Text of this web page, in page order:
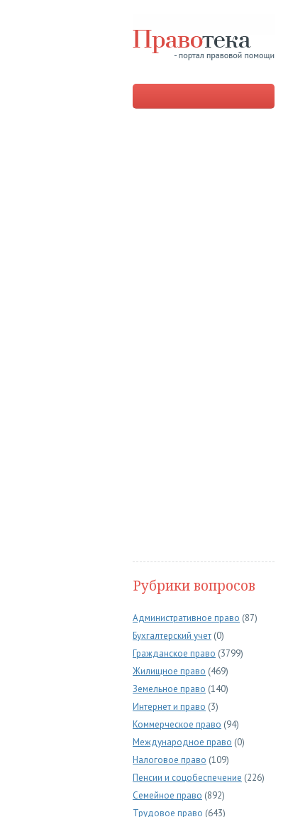
Рубрики вопросов
Административное право (87)
Бухгалтерский учет (0)
Гражданское право (3799)
Жилищное право (469)
Земельное право (140)
Интернет и право (3)
Коммерческое право (94)
Международное право (0)
Налоговое право (109)
Пенсии и соцобеспечение (226)
Семейное право (892)
Трудовое право (643)